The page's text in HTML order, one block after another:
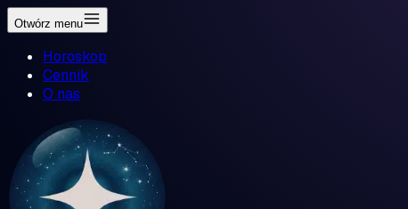
Otwórz menu
Horoskop
Cennik
O nas